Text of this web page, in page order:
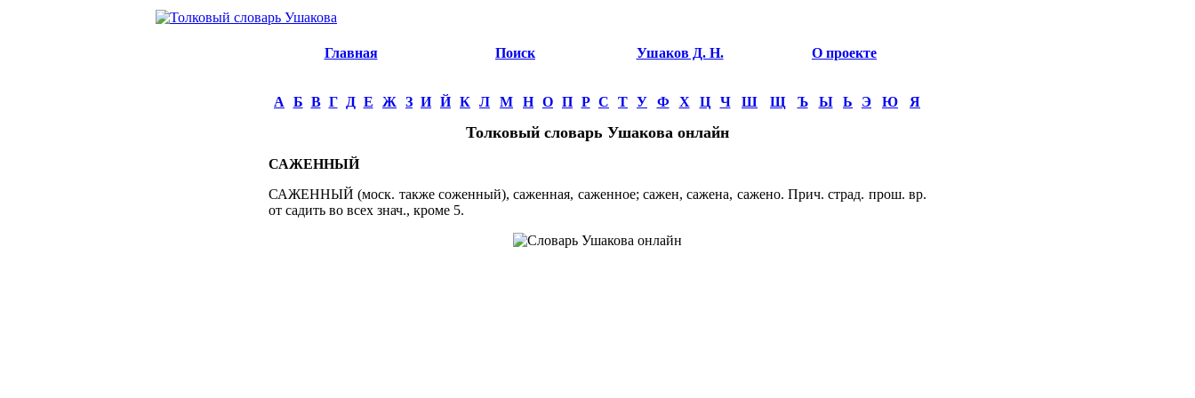
Главная Поиск Ушаков Д. Н. О проекте
А Б В Г Д Е Ж З И Й К Л М Н О П Р С Т У Ф Х Ц Ч Ш Щ Ъ Ы Ь Э Ю Я
Толковый словарь Ушакова онлайн
САЖЕННЫЙ
САЖЕННЫЙ (моск. также соженный), саженная, саженное; сажен, сажена, сажено. Прич. страд. прош. вр.
от садить во всех знач., кроме 5.